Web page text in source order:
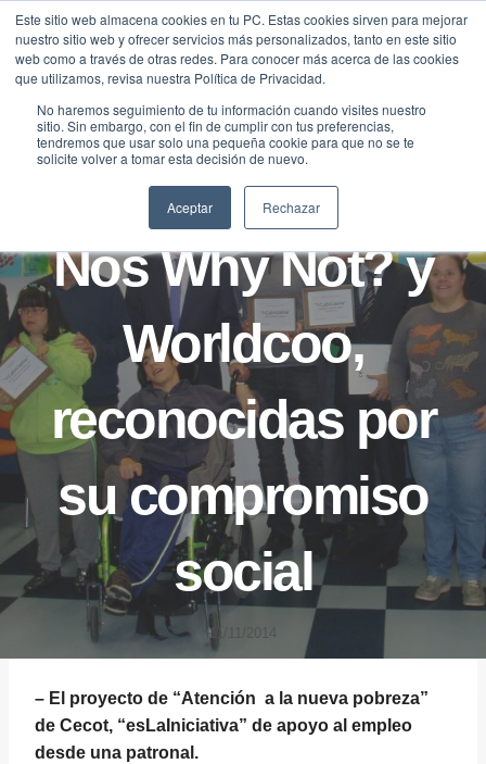
Este sitio web almacena cookies en tu PC. Estas cookies sirven para mejorar
nuestro sitio web y ofrecer servicios más personalizados, tanto en este sitio
web como a través de otras redes. Para conocer más acerca de las cookies
que utilizamos, revisa nuestra Política de Privacidad.
No haremos seguimiento de tu información cuando visites nuestro
sitio. Sin embargo, con el fin de cumplir con tus preferencias,
tendremos que usar solo una pequeña cookie para que no se te
solicite volver a tomar esta decisión de nuevo.
Aceptar Rechazar
Saltar
contenido
NOTICIAS
Cecot, FamilyApp,
Nos Why Not? y
Worldcoo,
reconocidas por
su compromiso
social
11/11/2014
– El proyecto de “Atención a la nueva pobreza”
de Cecot, “esLaIniciativa” de apoyo al empleo
desde una patronal.
Traducir »